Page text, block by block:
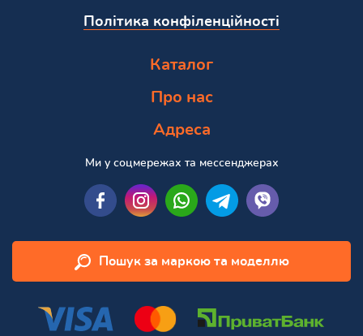
Політика конфіленційності
Каталог
Про нас
Адреса
Ми у соцмережах та мессенджерах
Пошук за маркою та моделлю